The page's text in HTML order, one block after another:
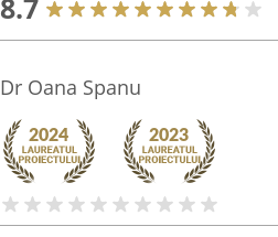
8.7
Dr Oana Spanu